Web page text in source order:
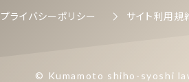
プライバシーポリシー サイト利用規
© Kumamoto shiho-syoshi